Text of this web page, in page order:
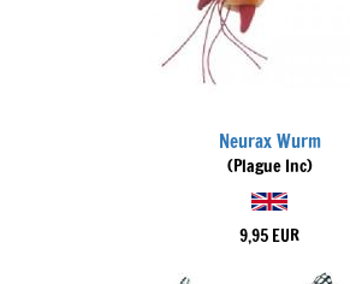
Neurax Wurm
(Plague Inc)
9,95 EUR